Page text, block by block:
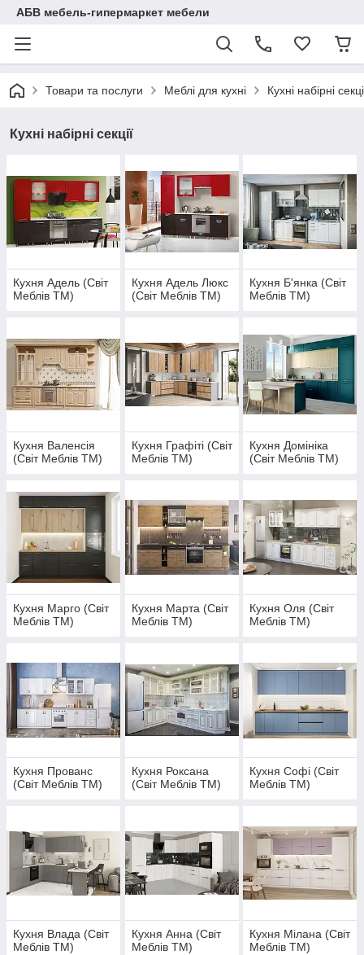
АБВ мебель-гипермаркет мебели
Товари та послуги Меблі для кухні Кухні набірні
Кухні набірні секції
Кухня Адель (Світ
Меблів ТМ)
Кухня Адель Люкс
(Світ Меблів ТМ)
Кухня Б'янка (Світ
Меблів ТМ)
Кухня Валенсія
(Світ Меблів ТМ)
Кухня Графіті (Світ
Меблів ТМ)
Кухня Домініка
(Світ Меблів ТМ)
Кухня Марго (Світ
Меблів ТМ)
Кухня Марта (Світ
Меблів ТМ)
Кухня Оля (Світ
Меблів ТМ)
Кухня Прованс
(Світ Меблів ТМ)
Кухня Роксана
(Світ Меблів ТМ)
Кухня Софі (Світ
Меблів ТМ)
Кухня Влада (Світ
Меблів ТМ)
Кухня Анна (Світ
Меблів ТМ)
Кухня Мілана (Світ
Меблів ТМ)